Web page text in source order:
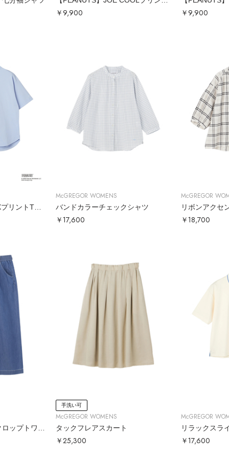
￥9,900 ￥9,900
McGREGOR WOMENS
バンドカラーチェックシャツ
￥17,600
McGREGOR
リボンアクセ
￥18,700
手洗い可
McGREGOR WOMENS
タックフレアスカート
￥25,300
McGREGOR
リラックスラ
￥17,600